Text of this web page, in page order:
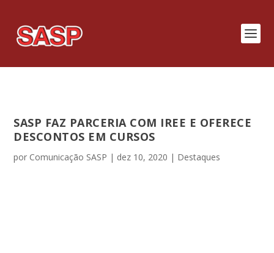
SASP FAZ PARCERIA COM IREE E OFERECE
DESCONTOS EM CURSOS
por Comunicação SASP | dez 10, 2020 | Destaques